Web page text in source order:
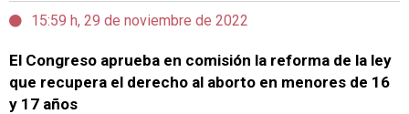
15:59 h, 29 de noviembre de 2022
El Congreso aprueba en comisión la reforma de la ley
que recupera el derecho al aborto en menores de 16
y 17 años